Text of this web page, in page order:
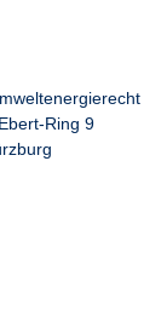
Ring 9